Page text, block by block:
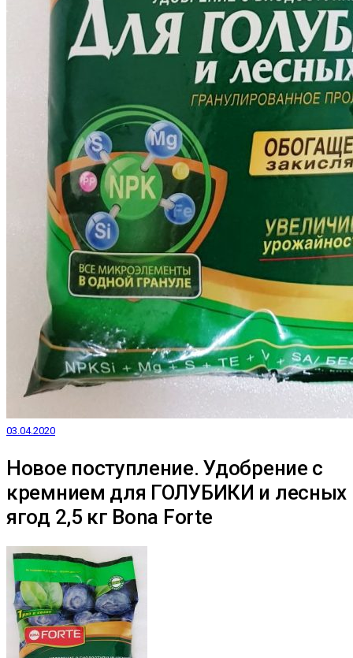
03.04.2020
Новое поступление. Удобрение с
кремнием для ГОЛУБИКИ и лесных
ягод 2,5 кг Bona Forte